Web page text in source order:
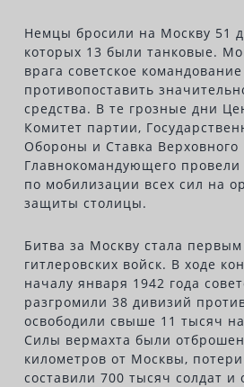
Немцы бросили на Москву 51
которых 13 были танковые.
врага советское
противопоставить
средства. В те грозные дни
Комитет партии,
Обороны и Ставка Верховного
Главнокомандующего
по мобилизации всех сил на
защиты столицы.
Битва за Москву стала
гитлеровских войск. В ходе
началу января 1942 года
разгромили 38 дивизий
освободили свыше 11 тысяч
Силы вермахта были
километров от Москвы,
составили 700 тысяч солдат и